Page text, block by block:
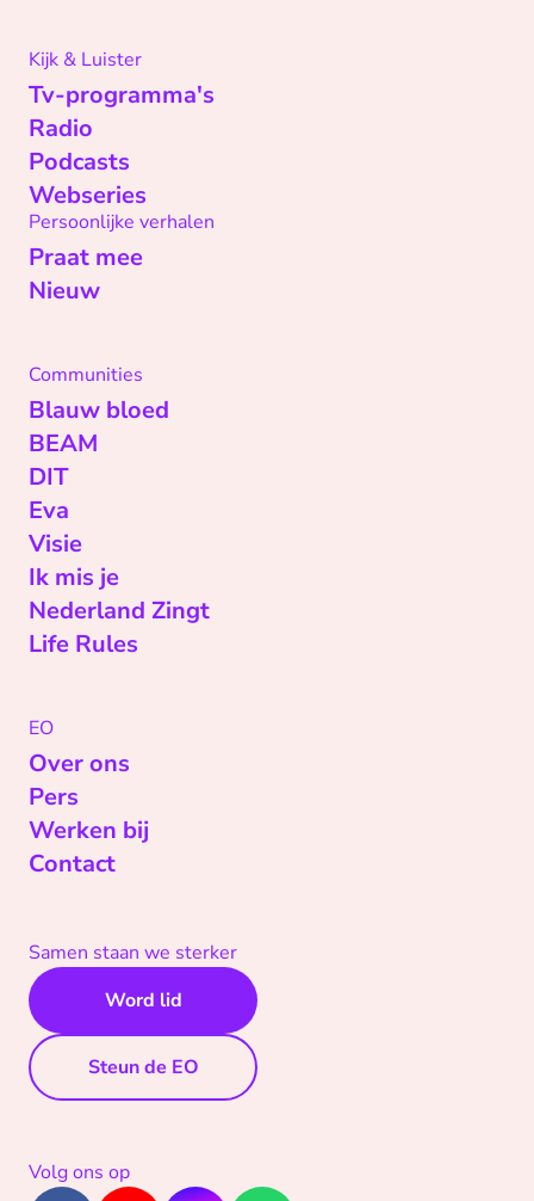
Kijk & Luister
Tv-programma's
Radio
Podcasts
Webseries
Persoonlijke verhalen
Praat mee
Nieuw
Communities
Blauw bloed
BEAM
DIT
Eva
Visie
Ik mis je
Nederland Zingt
Life Rules
EO
Over ons
Pers
Werken bij
Contact
Samen staan we sterker
Word lid
Steun de EO
Volg ons op